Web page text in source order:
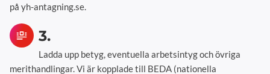
på yh-antagning.se.
3.
Ladda upp betyg, eventuella arbetsintyg och övriga
merithandlingar. Vi är kopplade till BEDA (nationella